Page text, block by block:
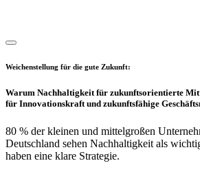
Weichenstellung für die gute Zukunft:
Warum Nachhaltigkeit für zukunftsorientierte
für Innovationskraft und zukunftsfähige
80 % der kleinen und mittelgroßen
Deutschland sehen Nachhaltigkeit als
haben eine klare Strategie.